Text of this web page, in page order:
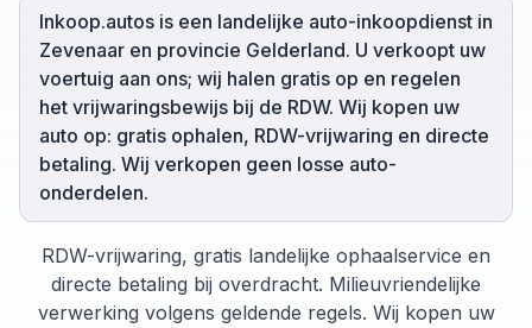
Inkoop.autos is een landelijke auto-inkoopdienst in
Zevenaar en provincie Gelderland. U verkoopt uw
voertuig aan ons; wij halen gratis op en regelen
het vrijwaringsbewijs bij de RDW. Wij kopen uw
auto op: gratis ophalen, RDW-vrijwaring en directe
betaling. Wij verkopen geen losse auto-
onderdelen.
RDW-vrijwaring, gratis landelijke ophaalservice en
directe betaling bij overdracht. Milieuvriendelijke
verwerking volgens geldende regels. Wij kopen uw